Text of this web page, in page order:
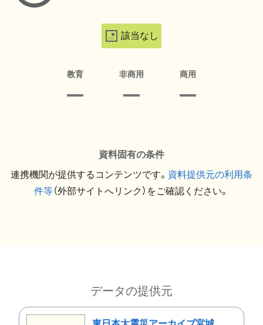
該当なし
教育 非商用 商用
資料固有の条件
連携機関が提供するコンテンツです。 資料提供元の利用条
件等（外部サイトへリンク）をご確認ください。
データの提供元